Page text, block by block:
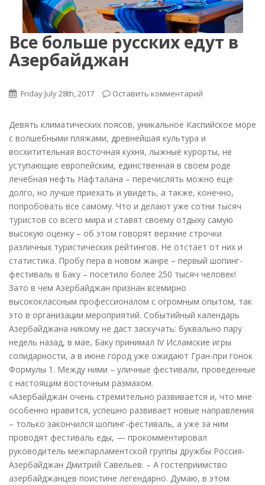
Все больше русских едут в
Азербайджан
Friday July 28th, 2017 Оставить комментарий
Девять климатических поясов, уникальное Каспийское море
с волшебными пляжами, древнейшая культура и
восхитительная восточная кухня, лыжные курорты, не
уступающие европейским, единственная в своем роде
лечебная нефть Нафталана – перечислять можно еще
долго, но лучше приехать и увидеть, а также, конечно,
попробовать все самому. Что и делают уже сотни тысяч
туристов со всего мира и ставят своему отдыху самую
высокую оценку – об этом говорят верхние строчки
различных туристических рейтингов. Не отстает от них и
статистика. Пробу пера в новом жанре – первый шопинг-
фестиваль в Баку – посетило более 250 тысяч человек!
Зато в чем Азербайджан признан всемирно
высококлассным профессионалом с огромным опытом, так
это в организации мероприятий. Событийный календарь
Азербайджана никому не даст заскучать: буквально пару
недель назад, в мае, Баку принимал IV Исламские игры
солидарности, а в июне город уже ожидают Гран-при гонок
Формулы 1. Между ними – уличные фестивали, проведенные
с настоящим восточным размахом.
«Азербайджан очень стремительно развивается и, что мне
особенно нравится, успешно развивает новые направления
– только закончился шопинг-фестиваль, а уже за ним
проводят фестиваль еды, — прокомментировал
руководитель межпарламентской группы дружбы Россия-
Азербайджан Дмитрий Савельев. – А гостеприимство
азербайджанцев поистине легендарно. Думаю, в этом